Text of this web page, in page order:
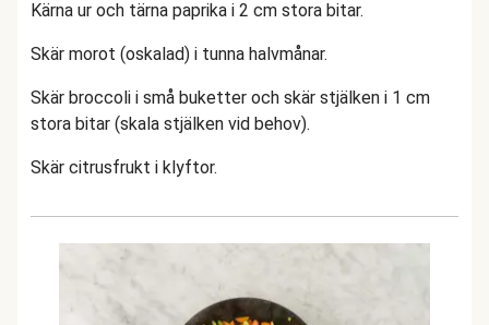
Kärna ur och tärna paprika i 2 cm stora bitar.
Skär morot (oskalad) i tunna halvmånar.
Skär broccoli i små buketter och skär stjälken i 1 cm
stora bitar (skala stjälken vid behov).
Skär citrusfrukt i klyftor.